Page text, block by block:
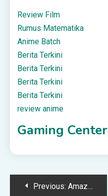
Review Film
Rumus Matematika
Anime Batch
Berita Terkini
Berita Terkini
Berita Terkini
Berita Terkini
review anime
Gaming Center
PostPrevious: Amazfit Balance 2 Kini di Malaysia, Smartwatch Premium Dengan 170+ Mod Senaman & Bateri Tahan 21 Hari